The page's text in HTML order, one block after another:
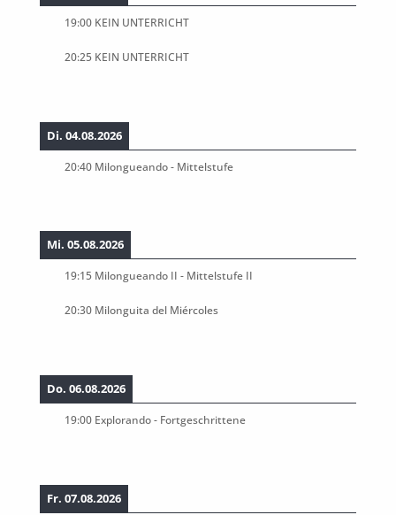
19:00 KEIN UNTERRICHT
20:25 KEIN UNTERRICHT
Di. 04.08.2026
20:40 Milongueando - Mittelstufe
Mi. 05.08.2026
19:15 Milongueando II - Mittelstufe II
20:30 Milonguita del Miércoles
Do. 06.08.2026
19:00 Explorando - Fortgeschrittene
Fr. 07.08.2026